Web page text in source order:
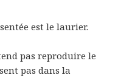
est le laurier.
pas reproduire le
pas dans la